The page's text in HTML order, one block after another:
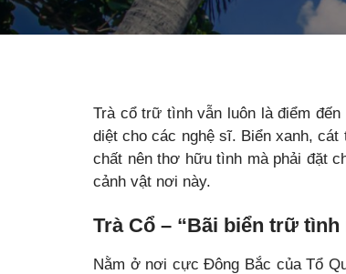
Trà cổ trữ tình vẫn luôn là điểm
diệt cho các nghệ sĩ. Biển xanh,
chất nên thơ hữu tình mà phải đặt
cảnh vật nơi này.
Trà Cổ – “Bãi biển trữ tình
Nằm ở nơi cực Đông Bắc của Tổ